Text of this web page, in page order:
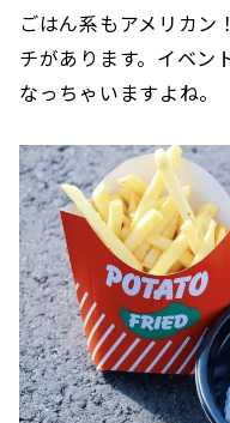
ごはん系もアメリカン
チがあります。イベン
なっちゃいますよね。